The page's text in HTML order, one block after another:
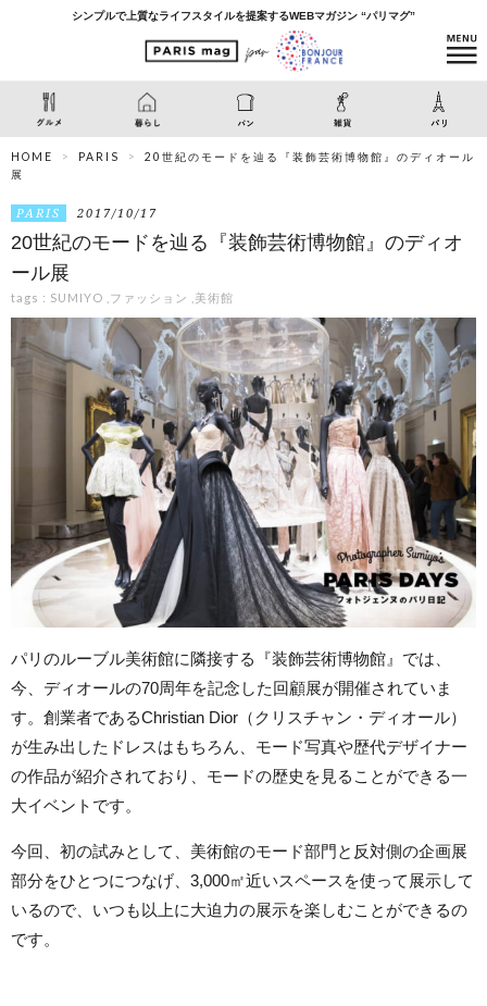
シンプルで上質なライフスタイルを提案するWEBマガジン “パリマグ”
HOME PARIS
20世紀のモードを辿る『装飾芸術博物館』のディオール
展
PARIS 2017/10/17
20世紀のモードを辿る『装飾芸術博物館』のディオ
ール展
tags : SUMIYO ファッション 美術館
パリのルーブル美術館に隣接する『装飾芸術博物館』では、
今、ディオールの70周年を記念した回顧展が開催されていま
す。創業者であるChristian Dior（クリスチャン・ディオール）
が生み出したドレスはもちろん、モード写真や歴代デザイナー
の作品が紹介されており、モードの歴史を見ることができる一
大イベントです。
今回、初の試みとして、美術館のモード部門と反対側の企画展
部分をひとつにつなげ、3,000㎡近いスペースを使って展示して
いるので、いつも以上に大迫力の展示を楽しむことができるの
です。